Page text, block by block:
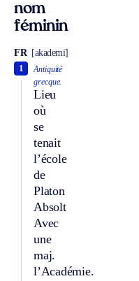
nom
féminin
FR [akademi]
Antiquité
grecque.
Lieu
où
se
tenait
l’école
de
Platon
Absolt
Avec
une
maj.
l’Académie.
1